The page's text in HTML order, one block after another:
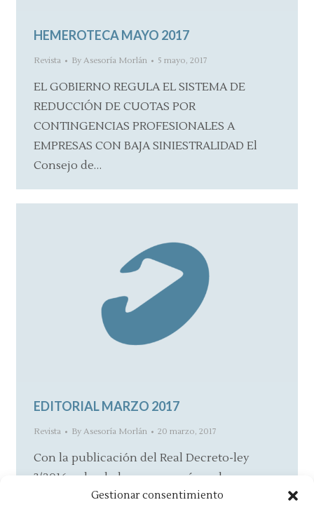
Gestionar consentimiento
HEMEROTECA MAYO 2017
Revista By Asesoría Morlán 5 mayo, 2017
EL GOBIERNO REGULA EL SISTEMA DE
REDUCCIÓN DE CUOTAS POR
CONTINGENCIAS PROFESIONALES A
EMPRESAS CON BAJA SINIESTRALIDAD El
Consejo de…
EDITORIAL MARZO 2017
Revista By Asesoría Morlán 20 marzo, 2017
Con la publicación del Real Decreto-ley
3/2016 se ha dado un paso más en la
incorporación al ordenamiento español de…